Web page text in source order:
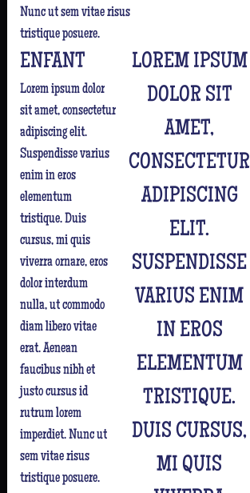
Nunc ut sem vitae risus
tristique posuere.
ENFANT
Lorem ipsum dolor
sit amet, consectetur
adipiscing elit.
Suspendisse varius
enim in eros
elementum
tristique. Duis
cursus, mi quis
viverra ornare, eros
dolor interdum
nulla, ut commodo
diam libero vitae
erat. Aenean
faucibus nibh et
justo cursus id
rutrum lorem
imperdiet. Nunc ut
sem vitae risus
tristique posuere.
LOREM IPSUM
DOLOR SIT
AMET,
CONSECTETUR
ADIPISCING
ELIT.
SUSPENDISSE
VARIUS ENIM
IN EROS
ELEMENTUM
TRISTIQUE.
DUIS CURSUS,
MI QUIS